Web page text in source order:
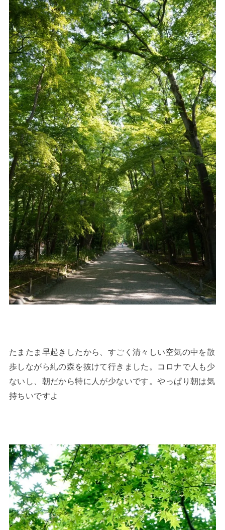
たまたま早起きしたから、すごく清々しい空気の中を散
歩しながら糺の森を抜けて行きました。コロナで人も少
ないし、朝だから特に人が少ないです。やっぱり朝は気
持ちいですよ